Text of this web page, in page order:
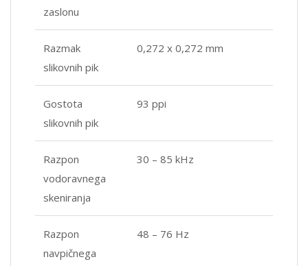
zaslonu
Razmak
slikovnih pik
0,272 x 0,272 mm
Gostota
slikovnih pik
93 ppi
Razpon
vodoravnega
skeniranja
30 – 85 kHz
Razpon
navpičnega
48 – 76 Hz